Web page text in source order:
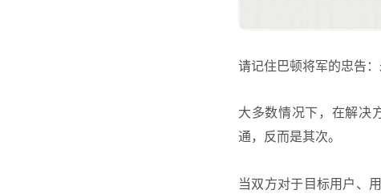
请记住巴顿将军的忠告
大多数情况下，在解决
通，反而是其次。
当双方对于目标用户、